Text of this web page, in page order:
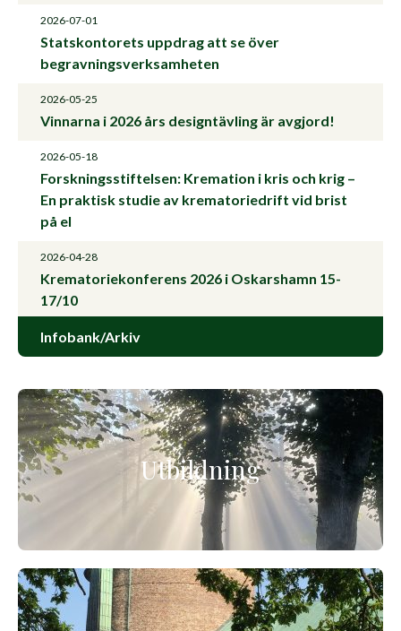
2026-07-01
Statskontorets uppdrag att se över
begravningsverksamheten
2026-05-25
Vinnarna i 2026 års designtävling är avgjord!
2026-05-18
Forskningsstiftelsen: Kremation i kris och krig –
En praktisk studie av krematoriedrift vid brist
på el
2026-04-28
Krematoriekonferens 2026 i Oskarshamn 15-
17/10
Infobank/Arkiv
Utbildning